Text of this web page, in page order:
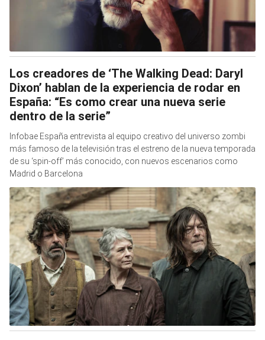
Los creadores de ‘The Walking Dead: Daryl
Dixon’ hablan de la experiencia de rodar en
España: “Es como crear una nueva serie
dentro de la serie”
Infobae España entrevista al equipo creativo del universo zombi
más famoso de la televisión tras el estreno de la nueva temporada
de su ‘spin-off’ más conocido, con nuevos escenarios como
Madrid o Barcelona